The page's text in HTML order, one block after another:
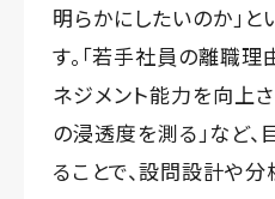
明らかにしたいのか」
す。「若手社員の離職理
ネジメント能力を向上
の浸透度を測る」など
ることで、設問設計や